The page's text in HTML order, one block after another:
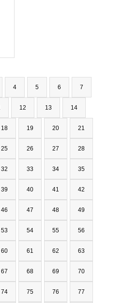
4 5 6 7
12 13 14
18 19 20 21
25 26 27 28
32 33 34 35
39 40 41 42
46 47 48 49
53 54 55 56
60 61 62 63
67 68 69 70
74 75 76 77